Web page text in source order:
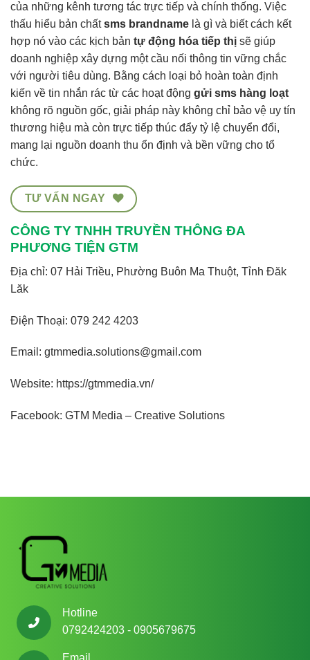
của những kênh tương tác trực tiếp và chính thống. Việc
thấu hiểu bản chấtsms brandname là gì và biết cách kết
hợp nó vào các kịch bản tự động hóa tiếp thị sẽ giúp
doanh nghiệp xây dựng một cầu nối thông tin vững chắc
với người tiêu dùng. Bằng cách loại bỏ hoàn toàn định
kiến về tin nhắn rác từ các hoạt động gửi sms hàng loạt
không rõ nguồn gốc, giải pháp này không chỉ bảo vệ uy tín
thương hiệu mà còn trực tiếp thúc đẩy tỷ lệ chuyển đổi,
mang lại nguồn doanh thu ổn định và bền vững cho tổ
chức.
TƯ VẤN NGAY
CÔNG TY TNHH TRUYỀN THÔNG ĐA
PHƯƠNG TIỆN GTM
Địa chỉ: 07 Hải Triều, Phường Buôn Ma Thuột, Tỉnh Đăk
Lăk
Điện Thoại: 079 242 4203
Email: gtmmedia.solutions@gmail.com
Website: https://gtmmedia.vn/
Facebook: GTM Media – Creative Solutions
Hotline
0792424203 - 0905679675
Email